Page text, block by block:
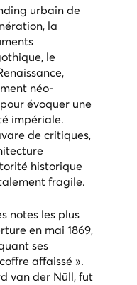
urbain de
la
le
néo-
évoquer une
impériale.
de critiques,
historique
fragile.
notes les plus
en mai 1869,
ses
affaissé ».
van der Nüll, fut